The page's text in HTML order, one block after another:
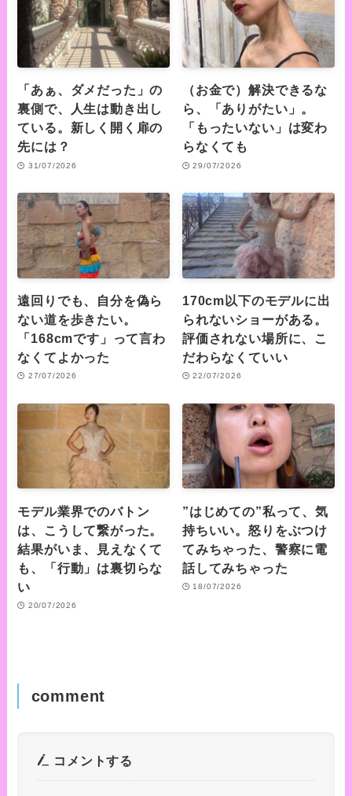
「あぁ、ダメだった」の
裏側で、人生は動き出し
ている。新しく開く扉の
先には？
31/07/2026
（お金で）解決できるな
ら、「ありがたい」。
「もったいない」は変わ
らなくても
29/07/2026
遠回りでも、自分を偽ら
ない道を歩きたい。
「168cmです」って言わ
なくてよかった
27/07/2026
170cm以下のモデルに出
られないショーがある。
評価されない場所に、こ
だわらなくていい
22/07/2026
モデル業界でのバトン
は、こうして繋がった。
結果がいま、見えなくて
も、「行動」は裏切らな
い
20/07/2026
”はじめての”私って、気
持ちいい。怒りをぶつけ
てみちゃった、警察に電
話してみちゃった
18/07/2026
comment
コメントする